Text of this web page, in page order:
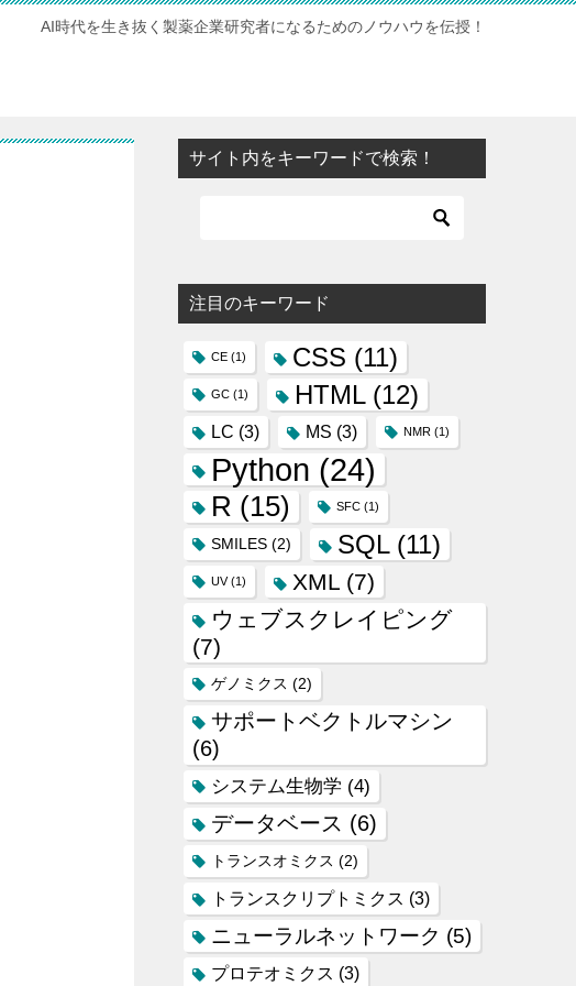
AI時代を生き抜く製薬企業研究者になるためのノウハウを伝授！
サイト内をキーワードで検索！
注目のキーワード
CE (1) CSS (11)
GC (1) HTML(12)
LC (3) MS (3) NMR (1)
Python (24)
R (15) SFC (1)
SMILES (2) SQL(11)
UV(1) XML (7)
ウェブスクレイピング
(7)
ゲノミクス (2)
サポートベクトルマシン
(6)
システム生物学 (4)
データベース (6)
トランスオミクス (2)
トランスクリプトミクス (3)
ニューラルネットワーク (5)
プロテオミクス (3)